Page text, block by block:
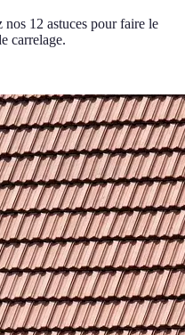
12 astuces pour faire le
carrelage.